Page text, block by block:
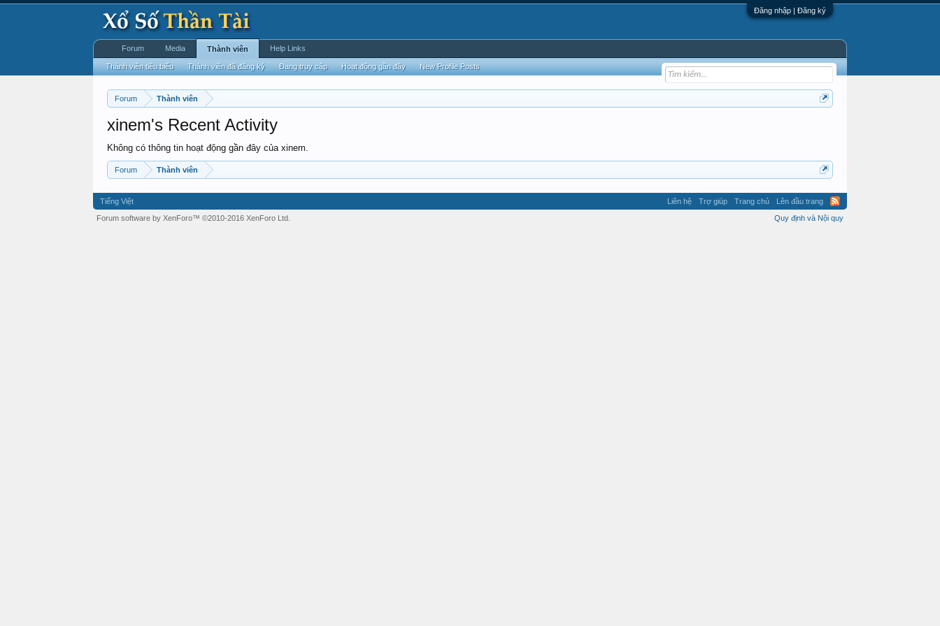
Đăng nhập | Đăng ký
Forum Thành viên
xinem's Recent Activity
Không có thông tin hoạt động gần đây của xinem.
Forum Thành viên
Forum Media Thành viên
Thành viên tiêu biểu Thành viên đã đăng ký Đang truy cập Hoạt động gần đây New Profile Posts
Help Links
Tiếng Việt Liên hệ Trợ giúp Trang chủ
Lên đầu trang
Quy định và Nội quy
Forum software by XenForo™ ©2010-2016 XenForo Ltd.